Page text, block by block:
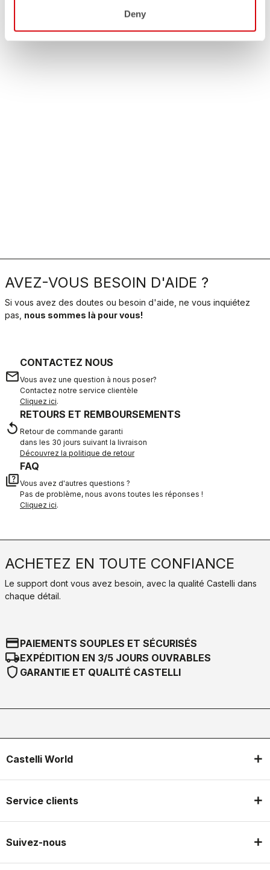
Deny
AVEZ-VOUS BESOIN D'AIDE ?
Si vous avez des doutes ou besoin d'aide, ne vous inquiétez
pas, nous sommes là pour vous!
email
CONTACTEZ NOUS
Vous avez une question à nous poser?
Contactez notre service clientèle
Cliquez ici.
replay
RETOURS ET REMBOURSEMENTS
Retour de commande garanti
dans les 30 jours suivant la livraison
Découvrez la politique de retour
quiz
FAQ
Vous avez d'autres questions ?
Pas de problème, nous avons toutes les réponses !
Cliquez ici.
ACHETEZ EN TOUTE CONFIANCE
Le support dont vous avez besoin, avec la qualité Castelli dans
chaque détail.
credit_cardPAIEMENTS SOUPLES ET SÉCURISÉS
local_shippingEXPÉDITION EN 3/5 JOURS OUVRABLES
shield GARANTIE ET QUALITÉ CASTELLI
Castelli World
Service clients
Suivez-nous